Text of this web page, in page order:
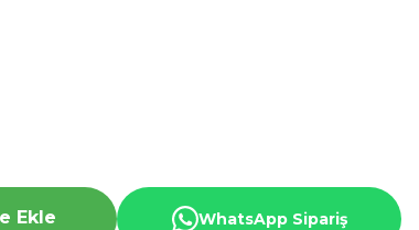
Ekle WhatsApp Sipariş